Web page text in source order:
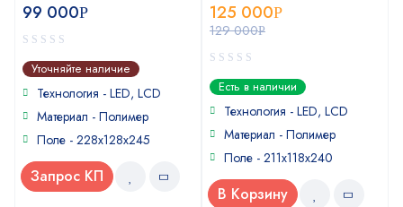
99 000Р
0
out
of
Уточняйте наличие
Технология - LED, LCD
Материал - Полимер
Поле - 228x128x245
Запрос КП
129 000Р
125 000Р
0
out
of
Есть в наличии
Технология - LED, LCD
Материал - Полимер
Поле - 211x118x240
В Корзину